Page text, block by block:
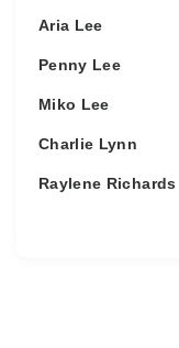
Aria Lee
Penny Lee
Miko Lee
Charlie Lynn
Raylene Richards